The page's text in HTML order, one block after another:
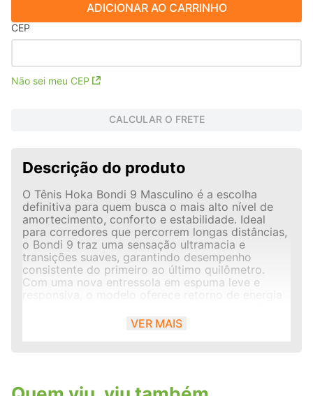
ADICIONAR AO CARRINHO
CEP
Não sei meu CEP
CALCULAR O FRETE
Descrição do produto
O Tênis Hoka Bondi 9 Masculino é a escolha
definitiva para quem busca o mais alto nível de
amortecimento, conforto e estabilidade. Ideal
para corredores que percorrem longas distâncias,
o Bondi 9 traz uma sensação ultramacia e
transições suaves, garantindo desempenho
consistente do primeiro ao último quilômetro.
Com uma nova entressola em espuma leve e
responsiva, o modelo oferece retorno de energia
cabedal em mesh técnico respirável garante
ventilação e ajuste preciso, enquanto o solado
amortecimento máximo e suavidade nas passadas
VER MAIS